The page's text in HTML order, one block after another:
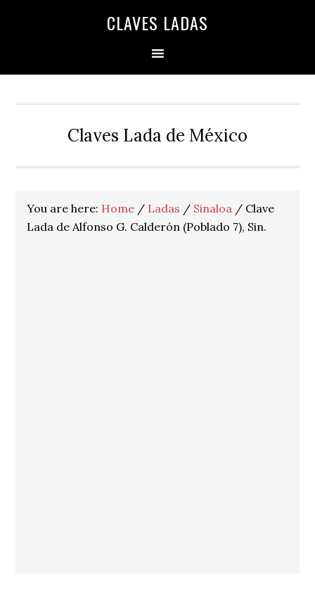
CLAVES LADAS
Claves Lada de México
You are here: Home / Ladas / Sinaloa / Clave
Lada de Alfonso G. Calderón (Poblado 7), Sin.